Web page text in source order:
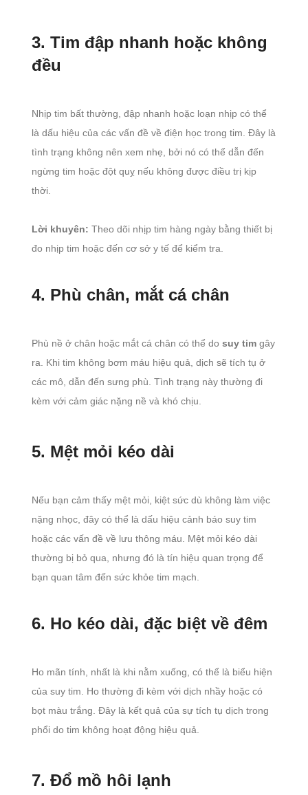
3. Tim đập nhanh hoặc không
đều
Nhịp tim bất thường, đập nhanh hoặc loạn nhịp có thể
là dấu hiệu của các vấn đề về điện học trong tim. Đây là
tình trạng không nên xem nhẹ, bởi nó có thể dẫn đến
ngừng tim hoặc đột quỵ nếu không được điều trị kịp
thời.
Lời khuyên: Theo dõi nhịp tim hàng ngày bằng thiết bị
đo nhịp tim hoặc đến cơ sở y tế để kiểm tra.
4. Phù chân, mắt cá chân
Phù nề ở chân hoặc mắt cá chân có thể do suy timgây
ra. Khi tim không bơm máu hiệu quả, dịch sẽ tích tụ ở
các mô, dẫn đến sưng phù. Tình trạng này thường đi
kèm với cảm giác nặng nề và khó chịu.
5. Mệt mỏi kéo dài
Nếu bạn cảm thấy mệt mỏi, kiệt sức dù không làm việc
nặng nhọc, đây có thể là dấu hiệu cảnh báo suy tim
hoặc các vấn đề về lưu thông máu. Mệt mỏi kéo dài
thường bị bỏ qua, nhưng đó là tín hiệu quan trọng để
bạn quan tâm đến sức khỏe tim mạch.
6. Ho kéo dài, đặc biệt về đêm
Ho mãn tính, nhất là khi nằm xuống, có thể là biểu hiện
của suy tim. Ho thường đi kèm với dịch nhầy hoặc có
bọt màu trắng. Đây là kết quả của sự tích tụ dịch trong
phổi do tim không hoạt động hiệu quả.
7. Đổ mồ hôi lạnh